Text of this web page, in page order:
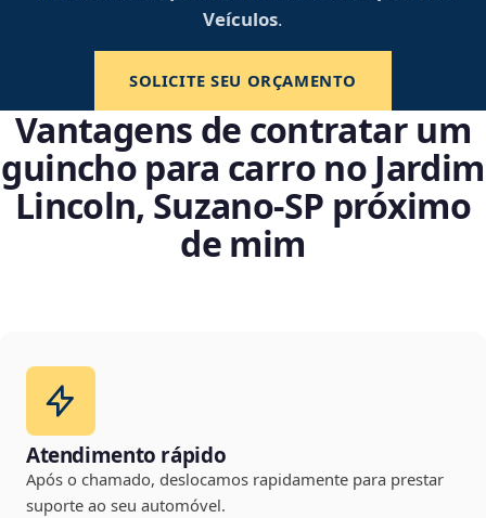
Veículos.
SOLICITE SEU ORÇAMENTO
Vantagens de contratar um
guincho para carro no Jardim
Lincoln, Suzano‑SP próximo
de mim
Atendimento rápido
Após o chamado, deslocamos rapidamente para prestar
suporte ao seu automóvel.